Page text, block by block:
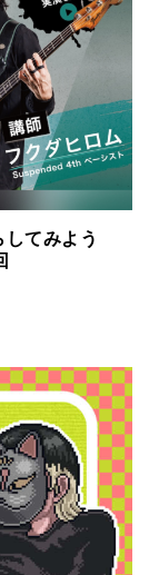
てみよう